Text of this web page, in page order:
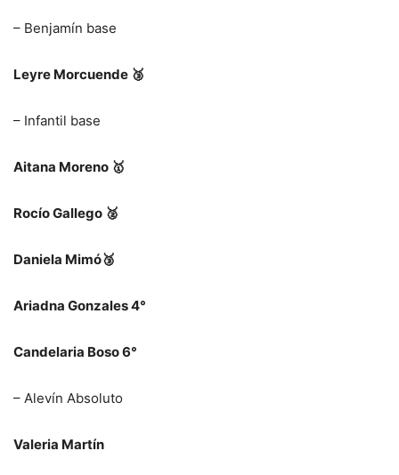
– Benjamín base
Leyre Morcuende 🥉
– Infantil base
Aitana Moreno 🥇
Rocío Gallego 🥈
Daniela Mimó🥉
Ariadna Gonzales 4°
Candelaria Boso 6°
– Alevín Absoluto
Valeria Martín